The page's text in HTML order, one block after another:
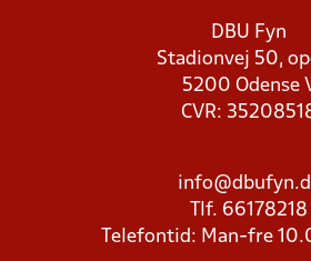
DBU Fyn
Stadionvej 50,
5200 Odense
CVR:
Tlf. 66178218
Telefontid: Man-fre